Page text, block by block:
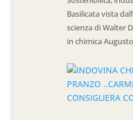
Basilicata vista
scienza di Walter
in chimica